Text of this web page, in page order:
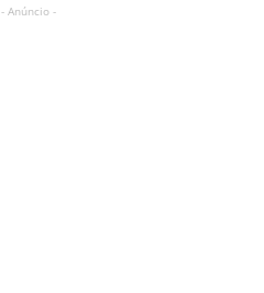
- Anúncio -